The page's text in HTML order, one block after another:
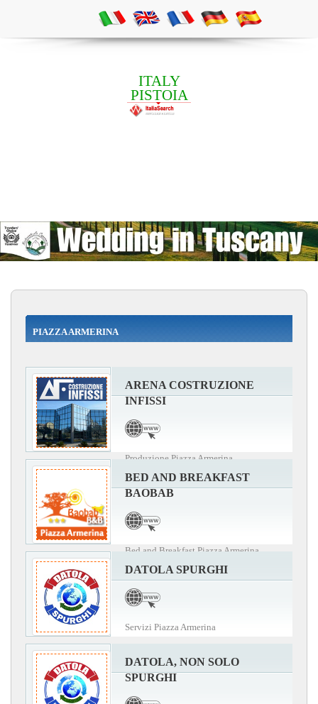
ITALY
PISTOIA
PIAZZA ARMERINA
ARENA COSTRUZIONE
INFISSI
Produzione Piazza Armerina
BED AND BREAKFAST
BAOBAB
Bed and Breakfast Piazza Armerina
DATOLA SPURGHI
Servizi Piazza Armerina
DATOLA, NON SOLO
SPURGHI